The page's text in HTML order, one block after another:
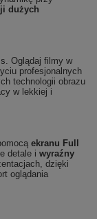
dużych
Oglądaj filmy w
profesjonalnych
technologii obrazu
w lekkiej i
ekranu Full
detale i wyraźny
dzięki
oglądania